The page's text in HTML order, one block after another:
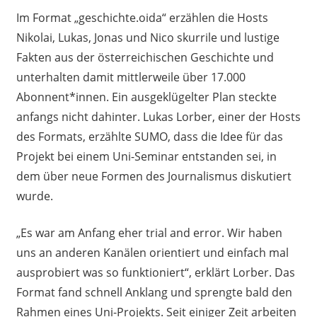
Im Format „geschichte.oida“ erzählen die Hosts
Nikolai, Lukas, Jonas und Nico skurrile und lustige
Fakten aus der österreichischen Geschichte und
unterhalten damit mittlerweile über 17.000
Abonnent*innen. Ein ausgeklügelter Plan steckte
anfangs nicht dahinter. Lukas Lorber, einer der Hosts
des Formats, erzählte SUMO, dass die Idee für das
Projekt bei einem Uni-Seminar entstanden sei, in
dem über neue Formen des Journalismus diskutiert
wurde.
„Es war am Anfang eher trial and error. Wir haben
uns an anderen Kanälen orientiert und einfach mal
ausprobiert was so funktioniert“, erklärt Lorber. Das
Format fand schnell Anklang und sprengte bald den
Rahmen eines Uni-Projekts. Seit einiger Zeit arbeiten